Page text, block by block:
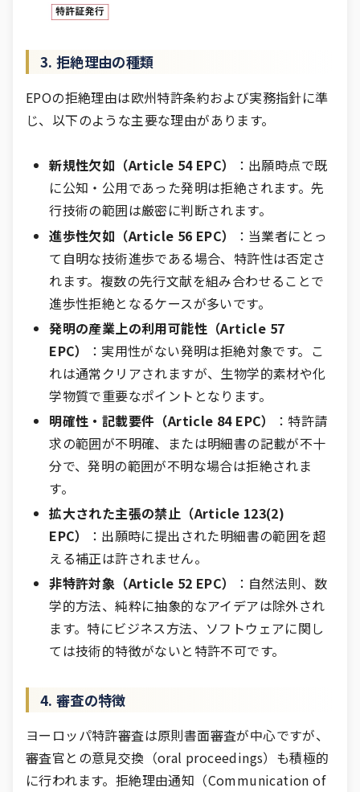
3. 拒絶理由の種類
EPOの拒絶理由は欧州特許条約および実務指針に準
じ、以下のような主要な理由があります。
新規性欠如（Article 54 EPC）
：出願時点で既
に公知・公用であった発明は拒絶されます。先
行技術の範囲は厳密に判断されます。
進歩性欠如（Article 56 EPC）
：当業者にとっ
て自明な技術進歩である場合、特許性は否定さ
れます。複数の先行文献を組み合わせることで
進歩性拒絶となるケースが多いです。
発明の産業上の利用可能性（Article 57
EPC）
：実用性がない発明は拒絶対象です。こ
れは通常クリアされますが、生物学的素材や化
学物質で重要なポイントとなります。
明確性・記載要件（Article 84 EPC）
：特許請
求の範囲が不明確、または明細書の記載が不十
分で、発明の範囲が不明な場合は拒絶されま
す。
拡大された主張の禁止（Article 123(2)
EPC）
：出願時に提出された明細書の範囲を超
える補正は許されません。
非特許対象（Article 52 EPC）
：自然法則、数
学的方法、純粋に抽象的なアイデアは除外され
ます。特にビジネス方法、ソフトウェアに関し
ては技術的特徴がないと特許不可です。
4. 審査の特徴
ヨーロッパ特許審査は原則書面審査が中心ですが、
審査官との意見交換（oral proceedings）も積極的
に行われます。拒絶理由通知（Communication of